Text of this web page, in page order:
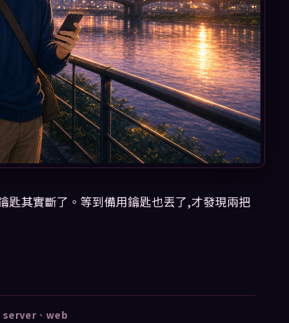
匙其實斷了。等到備用鑰匙也丟了,才發現兩把
server、web